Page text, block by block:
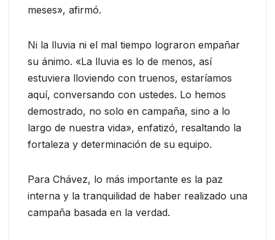
meses», afirmó.
Ni la lluvia ni el mal tiempo lograron empañar
su ánimo. «La lluvia es lo de menos, así
estuviera lloviendo con truenos, estaríamos
aquí, conversando con ustedes. Lo hemos
demostrado, no solo en campaña, sino a lo
largo de nuestra vida», enfatizó, resaltando la
fortaleza y determinación de su equipo.
Para Chávez, lo más importante es la paz
interna y la tranquilidad de haber realizado una
campaña basada en la verdad.